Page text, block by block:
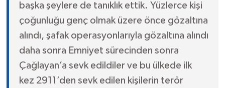
başka şeylere de tanıklık ettik. Yüzlerce kişi
çoğunluğu genç olmak üzere önce gözaltına
alındı, şafak operasyonlarıyla gözaltına alındı
daha sonra Emniyet sürecinden sonra
Çağlayan’a sevk edildiler ve bu ülkede ilk
kez 2911’den sevk edilen kişilerin terör